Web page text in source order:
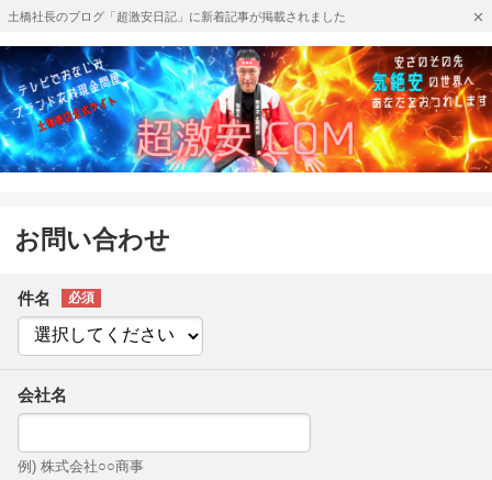
土橋社長のブログ「超激安日記」に新着記事が掲載されました
お問い合わせ
件名
会社名
例) 株式会社○○商事